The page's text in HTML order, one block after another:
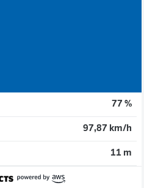
77 %
97,87 km/h
11 m